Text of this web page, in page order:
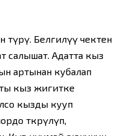
түрү. Белгилүү чектен
салышат. Адатта кыз
артынан кубалап
кыз жигитке
кызды кууп
өткөрүлүп,